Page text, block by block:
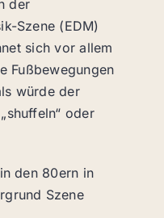
der
Szene (EDM)
sich vor allem
Fußbewegungen
würde der
oder
den 80ern in
Szene